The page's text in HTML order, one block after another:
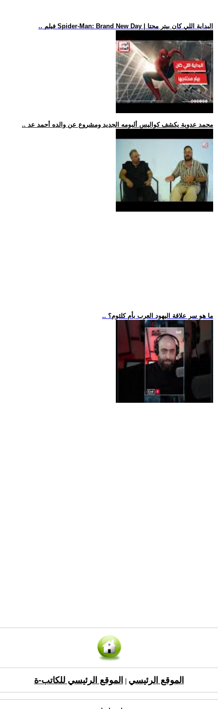
.. فيلم Spider-Man: Brand New Day | البداية اللي كان بيتر محتا
.. محمد عدوية يكشف كواليس ألبومه الجديد ومشروع عن والده أحمد عد
.. ما هو سر علاقة اليهود العرب بأم كلثوم؟
الموقع الرئيسي الموقع الرئيسي للكاتب-ة